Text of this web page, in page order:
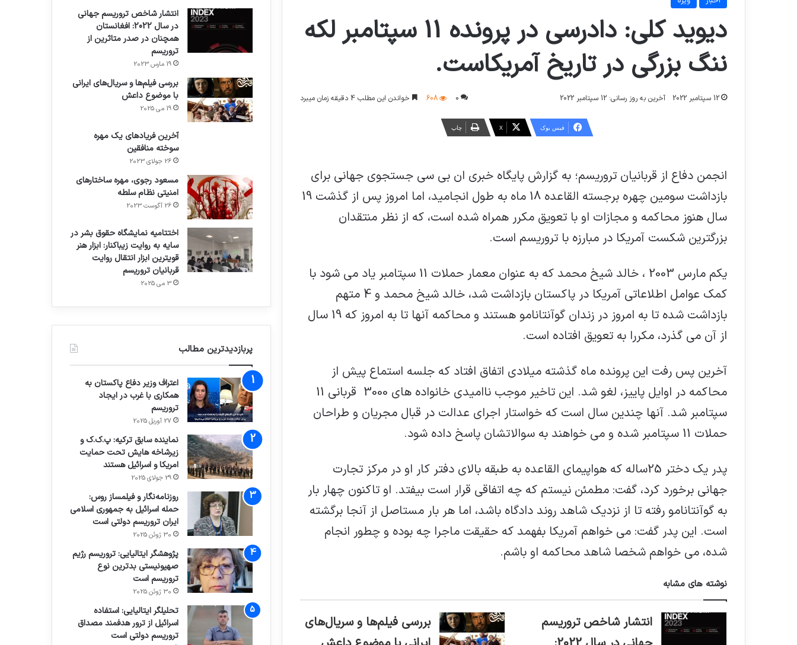
دیوید کلی: دادرسی در پرونده 11 سپتامبر لکه
ننگ بزرگی در تاریخ آمریکاست.
12 سپتامبر 2022 آخرین به روز رسانی: 12 سپتامبر 2022 0
608 خواندن این مطلب 4 دقیقه زمان میبرد
فیس بوک X چاپ
انجمن دفاع از قربانیان تروریسم؛ به گزارش پایگاه خبری ان بی سی جستجوی جهانی برای
بازداشت سومین چهره برجسته القاعده 18 ماه به طول انجامید، اما امروز پس از گذشت 19
سال هنوز محاکمه و مجازات او با تعویق مکرر همراه شده است، که از نظر منتقدان
بزرگترین شکست آمریکا در مبارزه با تروریسم است.
یکم مارس 2003 ، خالد شیخ محمد که به عنوان معمار حملات 11 سپتامبر یاد می شود با
کمک عوامل اطلاعاتی آمریکا در پاکستان بازداشت شد، خالد شیخ محمد و 4 متهم
بازداشت شده تا به امروز در زندان گوآنتانامو هستند و محاکمه آنها تا به امروز که 19 سال
از آن می گذرد، مکررا به تعویق افتاده است.
آخرین پس رفت این پرونده ماه گذشته میلادی اتفاق افتاد که جلسه استماع پیش از
محاکمه در اوایل پاییز، لغو شد. این تاخیر موجب ناامیدی خانواده های 3000 قربانی 11
سپتامبر شد. آنها چندین سال است که خواستار اجرای عدالت در قبال مجریان و طراحان
حملات 11 سپتامبر شده و می خواهند به سوالاتشان پاسخ داده شود.
پدر یک دختر 25ساله که هواپیمای القاعده به طبقه بالای دفتر کار او در مرکز تجارت
جهانی برخورد کرد، گفت: مطمئن نیستم که چه اتفاقی قرار است بیفتد. او تاکنون چهار بار
به گوآنتانامو رفته تا از نزدیک شاهد روند دادگاه باشد، اما هر بار مستاصل از آنجا برگشته
است. این پدر گفت: می خواهم آمریکا بفهمد که حقیقت ماجرا چه بوده و چطور انجام
شده، می خواهم شخصا شاهد محاکمه او باشم.
نوشته های مشابه
انتشار شاخص تروریسم
بررسی فیلم‌ها و سریال‌های
انتشار شاخص تروریسم جهانی
در سال 2022: افغانستان
همچنان در صدر متاثرین از
تروریسم
19 مارس 2023
بررسی فیلم‌ها و سریال‌های ایرانی
با موضوع داعش
19 می 2025
آخرین فریادهای یک مهره
سوخته منافقین
26 جولای 2023
مسعود رجوی، مهره ساختارهای
امنیتی نظام سلطه
26 آگوست 2023
اختتامیه نمایشگاه حقوق بشر در
سایه به روایت زیباکنار: ابزار هنر
قویترین ابزار انتقال روایت
قربانیان تروریسم
3 می 2025
پربازدیدترین مطالب
اعتراف وزیر دفاع پاکستان به
همکاری با غرب در ایجاد
تروریسم
27 آوریل 2025
نماینده سابق ترکیه: پ.ک.ک و
زیرشاخه هایش تحت حمایت
امریکا و اسرائیل هستند
29 جولای 2025
روزنامه‌نگار و فیلمساز روس:
حمله اسرائیل به جمهوری اسلامی
ایران تروریسم دولتی است
30 ژوئن 2025
پژوهشگر ایتالیایی: تروریسم رژیم
صهیونیستی بدترین نوع
تروریسم است
30 ژوئن 2025
تحلیلگر ایتالیایی: استفاده
اسرائیل از ترور هدفمند مصداق
تروریسم دولتی است